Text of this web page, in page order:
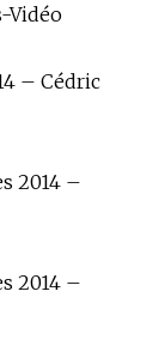
Vidéo
– Cédric
2014 –
2014 –